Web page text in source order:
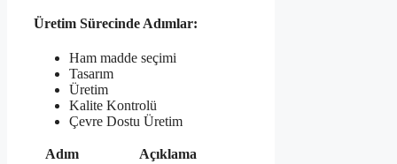
Üretim Sürecinde Adımlar:
Ham madde seçimi
Tasarım
Üretim
Kalite Kontrolü
Çevre Dostu Üretim
Adım
Açıklama